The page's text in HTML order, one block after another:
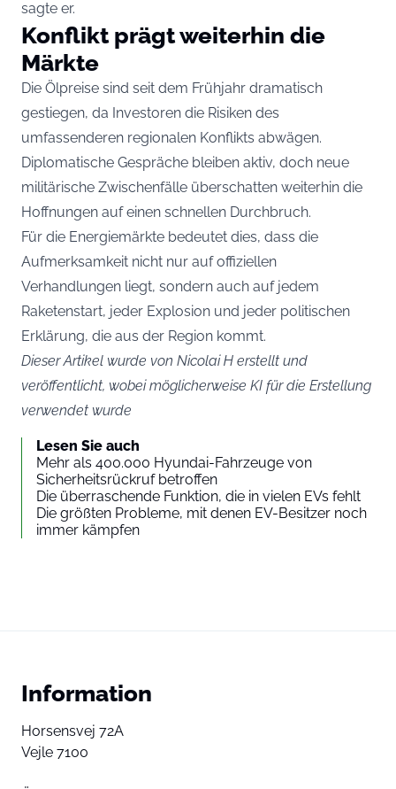
sagte er.
Konflikt prägt weiterhin die
Märkte
Die Ölpreise sind seit dem Frühjahr dramatisch
gestiegen, da Investoren die Risiken des
umfassenderen regionalen Konflikts abwägen.
Diplomatische Gespräche bleiben aktiv, doch neue
militärische Zwischenfälle überschatten weiterhin die
Hoffnungen auf einen schnellen Durchbruch.
Für die Energiemärkte bedeutet dies, dass die
Aufmerksamkeit nicht nur auf offiziellen
Verhandlungen liegt, sondern auch auf jedem
Raketenstart, jeder Explosion und jeder politischen
Erklärung, die aus der Region kommt.
Dieser Artikel wurde von Nicolai H erstellt und
veröffentlicht, wobei möglicherweise KI für die Erstellung
verwendet wurde
Lesen Sie auch
Mehr als 400.000 Hyundai-Fahrzeuge von
Sicherheitsrückruf betroffen
Die überraschende Funktion, die in vielen EVs fehlt
Die größten Probleme, mit denen EV-Besitzer noch
immer kämpfen
Information
Horsensvej 72A
Vejle 7100